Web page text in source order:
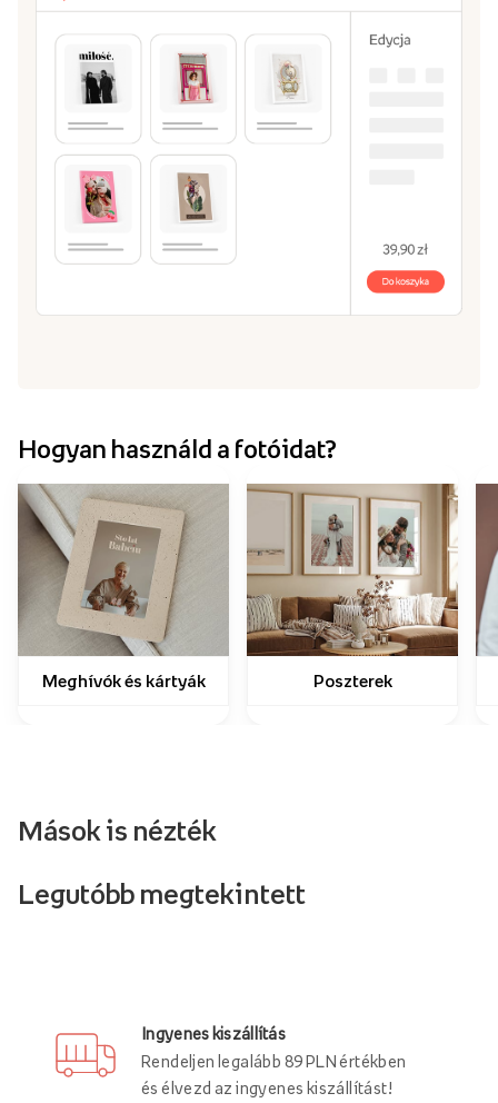
Hogyan használd a fotóidat?
Meghívók és kártyák Poszterek
Mások is nézték
Legutóbb megtekintett
Ingyenes kiszállítás
Rendeljen legalább 89 PLN értékben
és élvezd az ingyenes kiszállítást!